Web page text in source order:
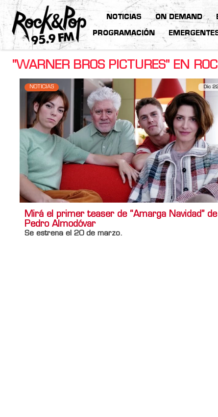
NOTICIAS ON DEMAND
PROGRAMACIÓN
"WARNER BROS PICTURES" EN
NOTICIAS Dic
Mirá el primer teaser de “Amarga Navidad” de
Pedro Almodóvar
Se estrena el 20 de marzo.